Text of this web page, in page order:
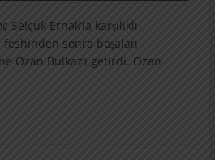
Selçuk Ernak’la karşılıklı
feshinden sonra boşalan
Ozan Bulkaz’ı getirdi. Ozan